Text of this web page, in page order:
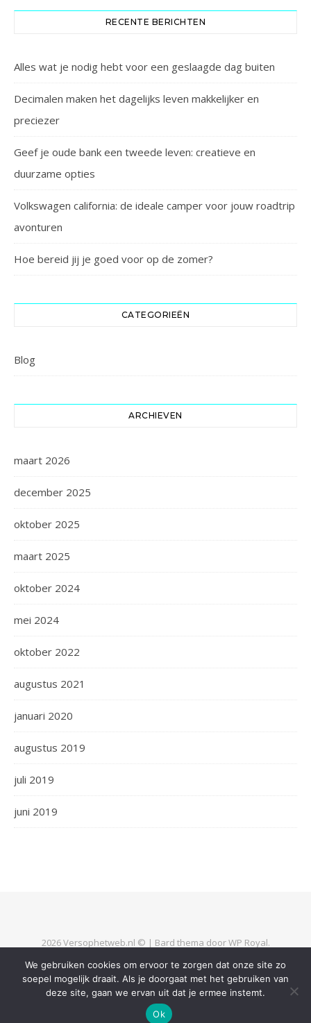
RECENTE BERICHTEN
Alles wat je nodig hebt voor een geslaagde dag buiten
Decimalen maken het dagelijks leven makkelijker en
preciezer
Geef je oude bank een tweede leven: creatieve en
duurzame opties
Volkswagen california: de ideale camper voor jouw roadtrip
avonturen
Hoe bereid jij je goed voor op de zomer?
CATEGORIEËN
Blog
ARCHIEVEN
maart 2026
december 2025
oktober 2025
maart 2025
oktober 2024
mei 2024
oktober 2022
augustus 2021
januari 2020
augustus 2019
juli 2019
juni 2019
2026 Versophetweb.nl © | Bard thema doorWP Royal.
TERUG NAAR BOVEN
We gebruiken cookies om ervoor te zorgen dat onze site zo
soepel mogelijk draait. Als je doorgaat met het gebruiken van
deze site, gaan we ervan uit dat je ermee instemt.
Ok